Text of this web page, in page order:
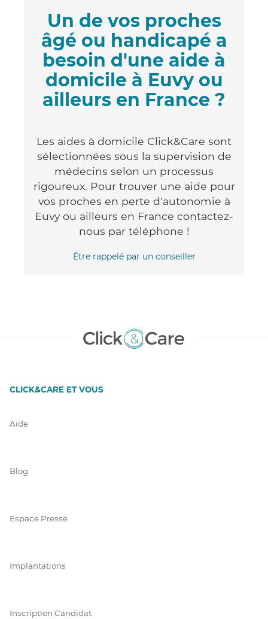
Un de vos proches
âgé ou handicapé a
besoin d'une aide à
domicile à Euvy ou
ailleurs en France ?
Les aides à domicile Click&Care sont
sélectionnées sous la supervision de
médecins selon un processus
rigoureux. Pour trouver une aide pour
vos proches en perte d'autonomie à
Euvy ou ailleurs en France contactez-
nous par téléphone !
Être rappelé par un conseiller
CLICK&CARE ET VOUS
Aide
Blog
Espace Presse
Implantations
Inscription Candidat